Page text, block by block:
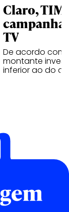
Claro,
TV
De acordo com
montante
inferior ao do